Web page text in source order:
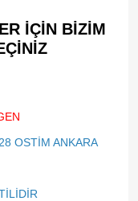
İÇİN BİZİM
OSTİM ANKARA